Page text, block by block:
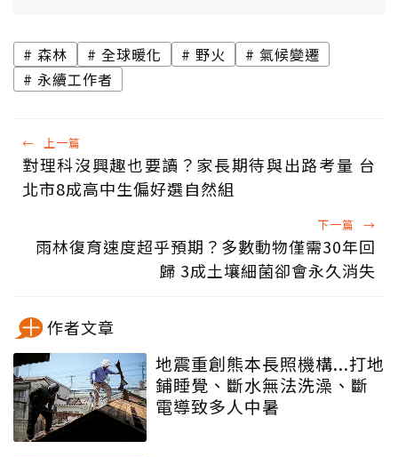
森林 全球暖化 野火
氣候變遷
永續工作者
← 上一篇
對理科沒興趣也要讀？家長期待與出路考量 台
北市8成高中生偏好選自然組
下一篇 →
雨林復育速度超乎預期？多數動物僅需30年回
歸 3成土壤細菌卻會永久消失
作者文章
地震重創熊本長照機構...打地
鋪睡覺、斷水無法洗澡、斷
電導致多人中暑